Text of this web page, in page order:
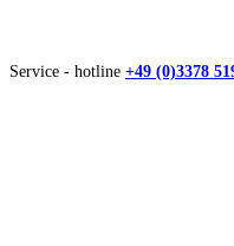
Service - hotline +49 (0)3378